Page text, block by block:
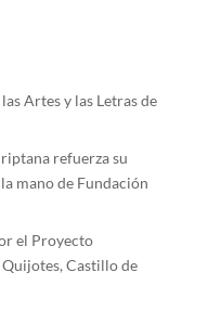
Artes y las Letras de
refuerza su
mano de Fundación
el Proyecto
Castillo de